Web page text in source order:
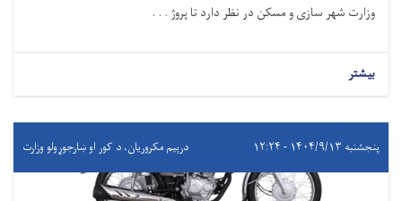
وزارت شهر سازی و مسکن در نظر دارد تاپروژ . . .
بیشتر
پنجشنبه ۱۴۰۴/۹/۱۳ - ۱۲:۲۴ درېيم مکروریان، د کور او ښارجوړولو وزارت